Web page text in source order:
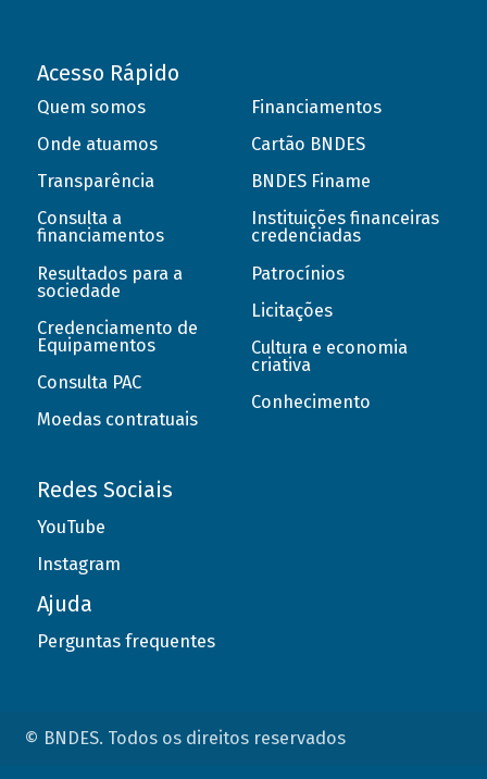
Acesso Rápido
Quem somos
Onde atuamos
Transparência
Consulta a
financiamentos
Resultados para a
sociedade
Credenciamento de
Equipamentos
Consulta PAC
Moedas contratuais
Financiamentos
Cartão BNDES
BNDES Finame
Instituições financeiras
credenciadas
Patrocínios
Licitações
Cultura e economia
criativa
Conhecimento
Redes Sociais
YouTube
Instagram
Ajuda
Perguntas frequentes
© BNDES. Todos os direitos reservados